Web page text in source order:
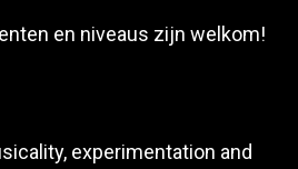
en niveaus zijn welkom!
experimentation and